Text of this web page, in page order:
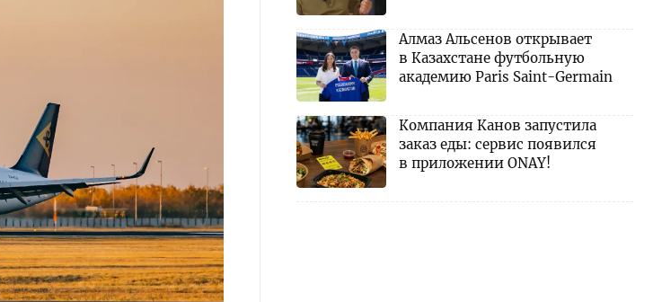
Алмаз Альсенов открывает
в Казахстане футбольную
академию Paris Saint-Germain
Компания Канов запустила
заказ еды: сервис появился
в приложении ONAY!